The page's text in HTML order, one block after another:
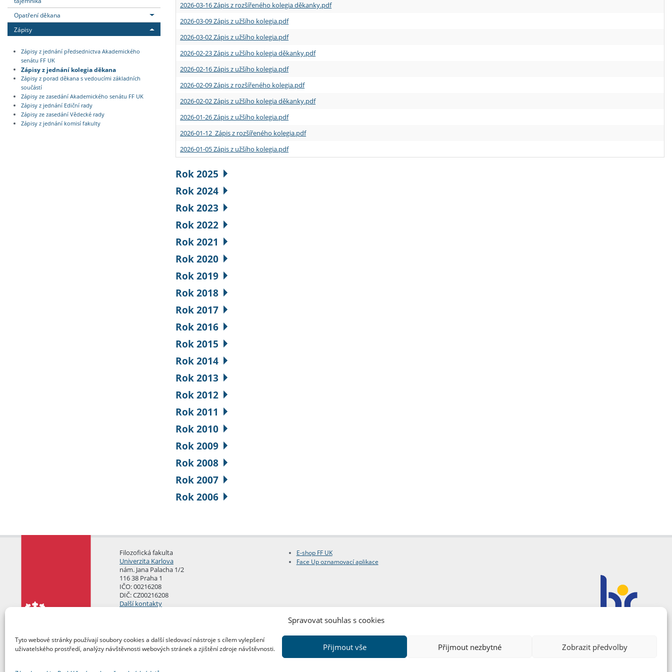
Spravovat souhlas s cookies
Tyto webové stránky používají soubory cookies a další sledovací nástroje s cílem vylepšení
uživatelského prostředí, analýzy návštěvnosti webových stránek a zjištění zdroje návštěvnosti.
Přijmout vše Přijmout nezbytné Zobrazit předvolby
Opatření děkana
Zápisy
Zápisy z jednání předsednictva Akademického
senátu FF UK
Zápisy z jednání kolegia děkana
Zápisy z porad děkana s vedoucími základních
součástí
Zápisy ze zasedání Akademického senátu FF UK
Zápisy z jednání Ediční rady
Zápisy ze zasedání Vědecké rady
Zápisy z jednání komisí fakulty
2026-03-16 Zápis z rozšířeného kolegia děkanky.pdf
2026-03-09 Zápis z užšího kolegia.pdf
2026-03-02 Zápis z užšího kolegia.pdf
2026-02-23 Zápis z užšího kolegia děkanky.pdf
2026-02-16 Zápis z užšího kolegia.pdf
2026-02-09 Zápis z rozšířeného kolegia.pdf
2026-02-02 Zápis z užšího kolegia děkanky.pdf
2026-01-26 Zápis z užšího kolegia.pdf
2026-01-12 Zápis z rozšířeného kolegia.pdf
2026-01-05 Zápis z užšího kolegia.pdf
Rok 2025
Rok 2024
Rok 2023
Rok 2022
Rok 2021
Rok 2020
Rok 2019
Rok 2018
Rok 2017
Rok 2016
Rok 2015
Rok 2014
Rok 2013
Rok 2012
Rok 2011
Rok 2010
Rok 2009
Rok 2008
Rok 2007
Rok 2006
Filozofická fakulta
Univerzita Karlova
nám. Jana Palacha 1/2
116 38 Praha 1
IČO: 00216208
DIČ: CZ00216208
Další kontakty
E-shop FF UK
Face Up oznamovací aplikace